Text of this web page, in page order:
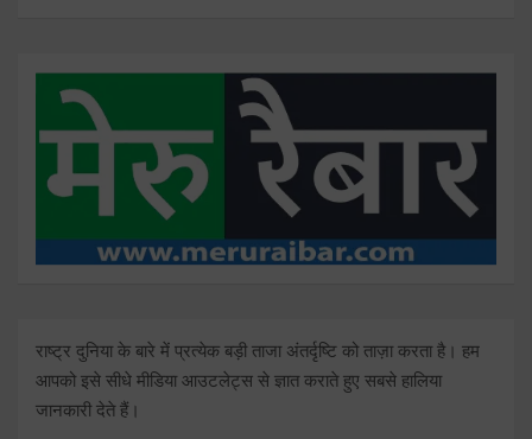
राष्ट्र दुनिया के बारे में प्रत्येक बड़ी ताजा अंतर्दृष्टि को ताज़ा करता है। हम
आपको इसे सीधे मीडिया आउटलेट्स से ज्ञात कराते हुए सबसे हालिया
जानकारी देते हैं।